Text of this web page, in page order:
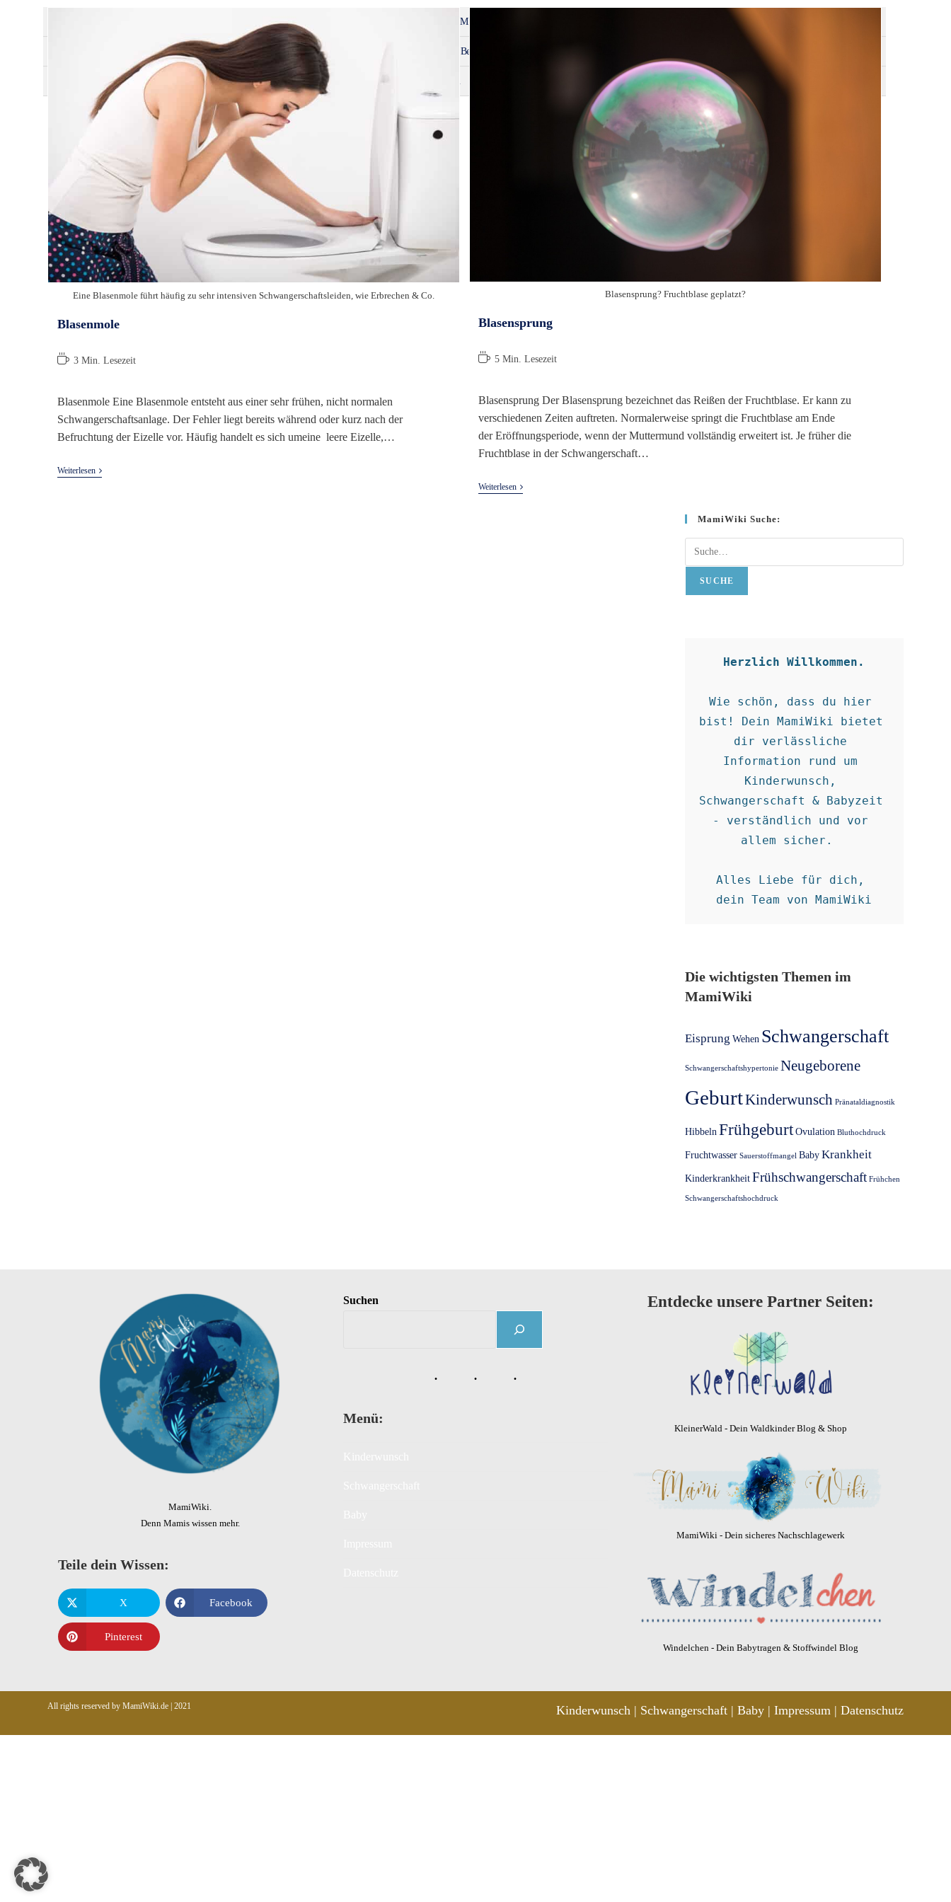
M
Be
Eine Blasenmole führt häufig zu sehr intensiven Schwangerschaftsleiden, wie Erbrechen & Co.
Blasenmole
Lesedauer:
3 Min. Lesezeit
Blasenmole Eine Blasenmole entsteht aus einer sehr frühen, nicht normalen
Schwangerschaftsanlage. Der Fehler liegt bereits während oder kurz nach der
Befruchtung der Eizelle vor. Häufig handelt es sich umeine leere Eizelle,…
WeiterlesenBlasenmole
Blasensprung? Fruchtblase geplatzt?
Blasensprung
Lesedauer:
5 Min. Lesezeit
Blasensprung Der Blasensprung bezeichnet das Reißen der Fruchtblase. Er kann zu
verschiedenen Zeiten auftreten. Normalerweise springt die Fruchtblase am Ende
der Eröffnungsperiode, wenn der Muttermund vollständig erweitert ist. Je früher die
Fruchtblase in der Schwangerschaft…
WeiterlesenBlasensprung
MamiWiki Suche:
Suche
SUCHE
Herzlich Willkommen.
Wie schön, dass du hier
bist! Dein MamiWiki bietet
dir verlässliche
Information rund um
Kinderwunsch,
Schwangerschaft & Babyzeit
- verständlich und vor
allem sicher.
Alles Liebe für dich,
dein Team von MamiWiki
Die wichtigsten Themen im
MamiWiki
Eisprung Wehen Schwangerschaft
Schwangerschaftshypertonie Neugeborene
GeburtKinderwunsch Pränataldiagnostik
Hibbeln FrühgeburtOvulation Bluthochdruck
Fruchtwasser Sauerstoffmangel BabyKrankheit
KinderkrankheitFrühschwangerschaft Frühchen
Schwangerschaftshochdruck
MamiWiki.
Denn Mamis wissen mehr.
Teile dein Wissen:
X Facebook
Pinterest
Suchen
Menü:
Entdecke unsere Partner Seiten:
KleinerWald - Dein Waldkinder Blog & Shop
MamiWiki - Dein sicheres Nachschlagewerk
Windelchen - Dein Babytragen & Stoffwindel Blog
Kinderwunsch Schwangerschaft Baby Impressum Datenschutz
All rights reserved by MamiWiki.de | 2021